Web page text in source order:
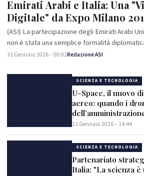
Emirati Arabi e Italia: Una
Digitale" da Expo Milano
Sovrana
(ASI) La partecipazione degli Emirati Arabi
non è stata una semplice formalità
di lancio" per una visione ambiziosa che ha
31 Gennaio 2026 – 00:01Redazione ASI
SCIENZA E TECNOLOGIA
U-Space, il nuovo
aereo: quando i
13 Gennaio 2026 – 14:44
SCIENZA E TECNOLOGIA
Partenariato
Italia: "La scienza